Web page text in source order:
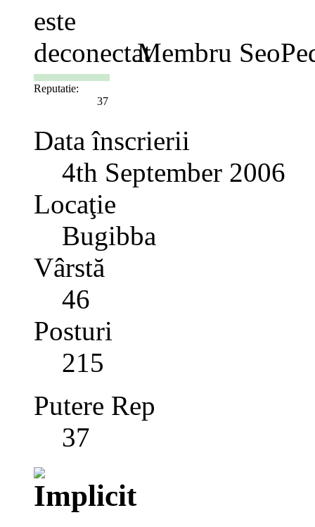
Membru
Reputatie:
37
Data înscrierii
4th September 2006
Locaţie
Bugibba
Vârstă
46
Posturi
215
Putere Rep
37